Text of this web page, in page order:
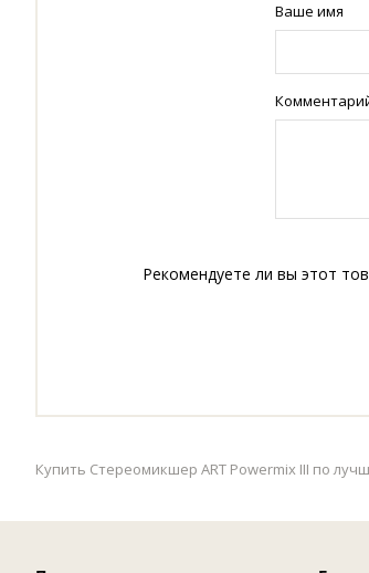
Ваше имя
Рекомендуете ли вы этот
Купить Стереомикшер ART Powermix III по